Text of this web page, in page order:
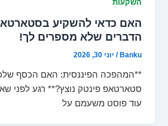
השקעות
האם כדאי להשקיע
הדברים שלא מספרים לך!
Banku
/ יוני 30, 2026
**המהפכה הפיננסית: האם הכסף
סטארטאפ פינטק נוצץ?** רגע לפני
עוד פוסט משעמם על